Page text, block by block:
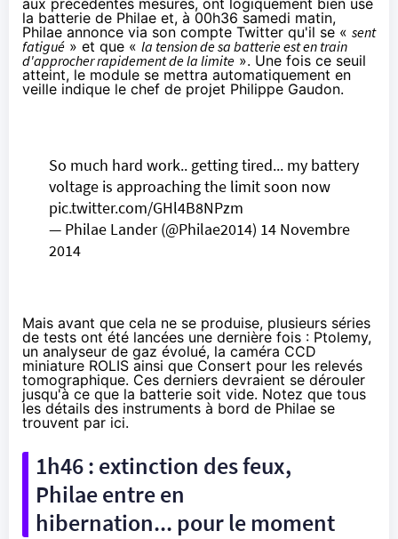
aux précédentes mesures, ont logiquement bien usé
la batterie de Philae et, à 00h36 samedi matin,
Philae annonce via son compte Twitter qu'il se « sent
fatigué » et que « la tension de sa batterie est en train
d'approcher rapidement de la limite ». Une fois ce seuil
atteint, le module se mettra automatiquement en
veille indique le chef de projet Philippe Gaudon.
So much hard work.. getting tired... my battery
voltage is approaching the limit soon now
pic.twitter.com/GHl4B8NPzm
— Philae Lander (@Philae2014) 14 Novembre
2014
Mais avant que cela ne se produise, plusieurs séries
de tests ont été lancées une dernière fois : Ptolemy,
un analyseur de gaz évolué, la caméra CCD
miniature ROLIS ainsi que Consert pour les relevés
tomographique. Ces derniers devraient se dérouler
jusqu'à ce que la batterie soit vide. Notez que tous
les détails des instruments à bord de Philae se
trouvent par ici.
1h46 : extinction des feux,
Philae entre en
hibernation... pour le moment